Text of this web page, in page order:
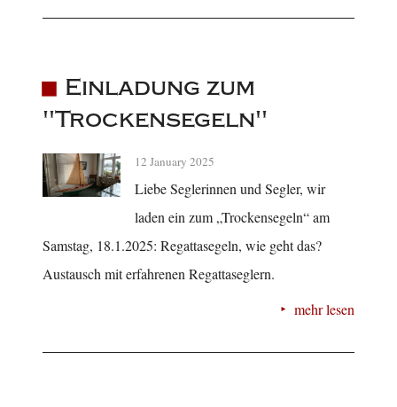
Einladung zum
"Trockensegeln"
12 January 2025
Liebe Seglerinnen und Segler, wir
laden ein zum „Trockensegeln“ am
Samstag, 18.1.2025: Regattasegeln, wie geht das?
Austausch mit erfahrenen Regattaseglern.
mehr lesen